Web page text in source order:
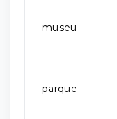
museu
parque